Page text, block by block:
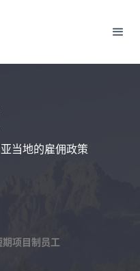
当地的雇佣政策
项目制员工